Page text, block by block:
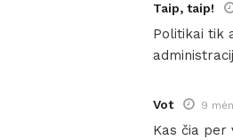
Taip, taip!
Politikai tik
Vot 9
Kas čia per